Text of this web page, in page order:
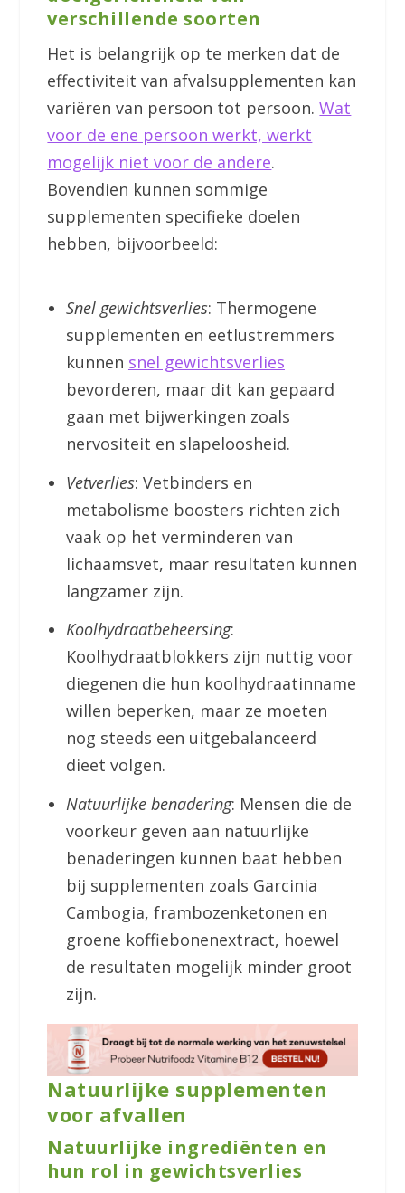
verschillende soorten
Het is belangrijk op te merken dat de
effectiviteit van afvalsupplementen kan
variëren van persoon tot persoon.Wat
voor de ene persoon werkt, werkt
mogelijk niet voor de andere.
Bovendien kunnen sommige
supplementen specifieke doelen
hebben, bijvoorbeeld:
Snel gewichtsverlies: Thermogene
supplementen en eetlustremmers
kunnen snel gewichtsverlies
bevorderen, maar dit kan gepaard
gaan met bijwerkingen zoals
nervositeit en slapeloosheid.
Vetverlies: Vetbinders en
metabolisme boosters richten zich
vaak op het verminderen van
lichaamsvet, maar resultaten kunnen
langzamer zijn.
Koolhydraatbeheersing:
Koolhydraatblokkers zijn nuttig voor
diegenen die hun koolhydraatinname
willen beperken, maar ze moeten
nog steeds een uitgebalanceerd
dieet volgen.
Natuurlijke benadering: Mensen die de
voorkeur geven aan natuurlijke
benaderingen kunnen baat hebben
bij supplementen zoals Garcinia
Cambogia, frambozenketonen en
groene koffiebonenextract, hoewel
de resultaten mogelijk minder groot
zijn.
Natuurlijke supplementen
voor afvallen
Natuurlijke ingrediënten en
hun rol in gewichtsverlies